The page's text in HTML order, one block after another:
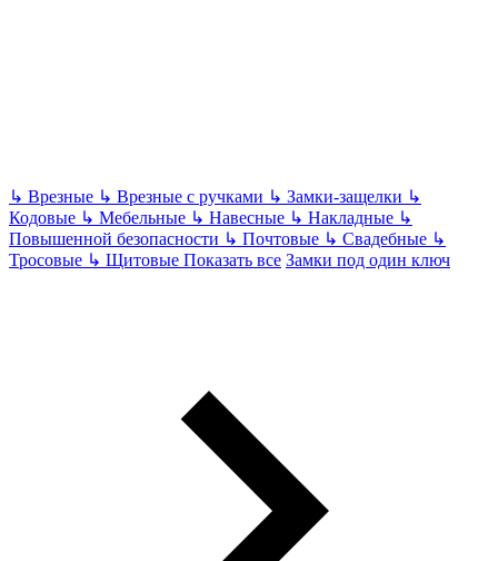
↳ Врезные ↳ Врезные с ручками ↳ Замки-защелки ↳
Кодовые ↳ Мебельные ↳ Навесные ↳ Накладные ↳
Повышенной безопасности ↳ Почтовые ↳ Свадебные ↳
Тросовые ↳ Щитовые Показать все Замки под один ключ